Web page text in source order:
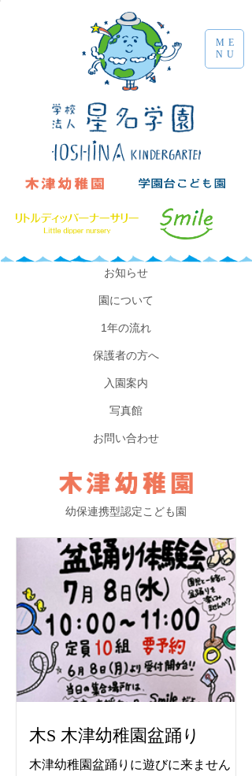
ME
NU
​お知らせ
園について
​1年の流れ
保護者の方へ
入園案内
写真館
お問い合わせ
幼保連携型認定こども園
木S 木津幼稚園盆踊り
木津幼稚園盆踊りに遊びに来ません